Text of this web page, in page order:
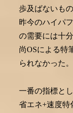
歩及ばないも
昨今のハイパ
の需要には十
尚OSによる特
られなかった。
一番の指標と
省エネ+速度特